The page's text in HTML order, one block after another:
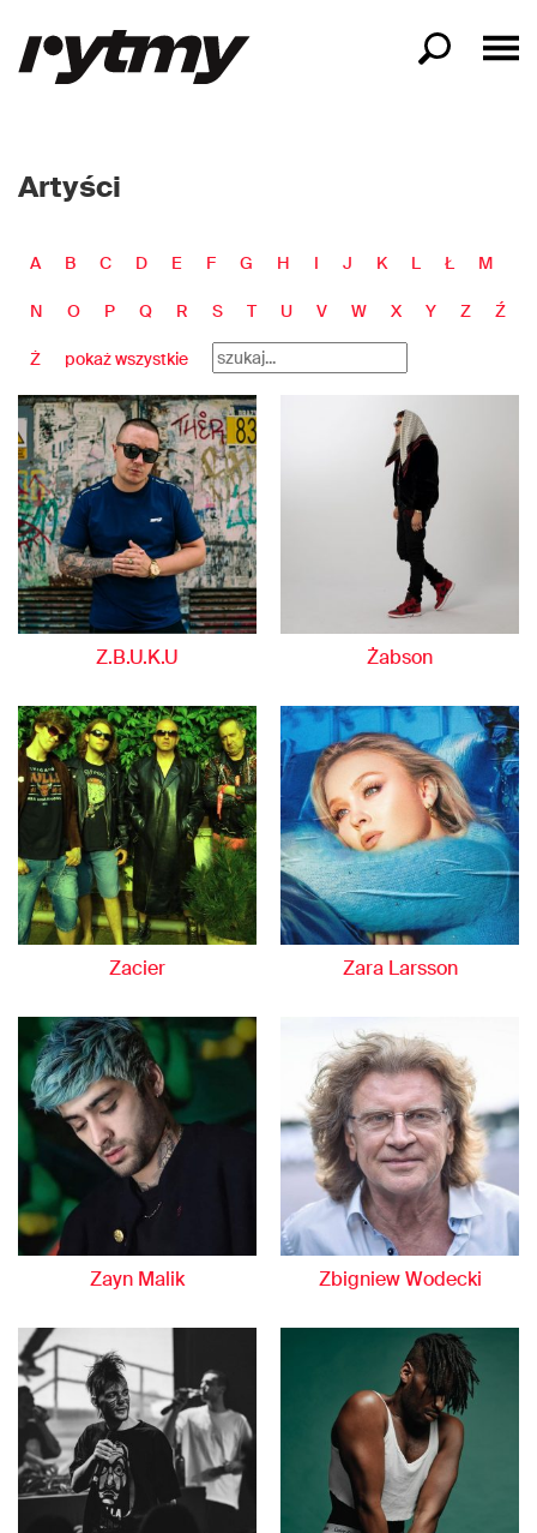
Artyści
A B C D E F G H I J K L Ł M
N O P Q R S T U V W X Y Z Ź
Ż pokaż wszystkie
Z.B.U.K.U Żabson
Zacier Zara Larsson
Zayn Malik Zbigniew Wodecki